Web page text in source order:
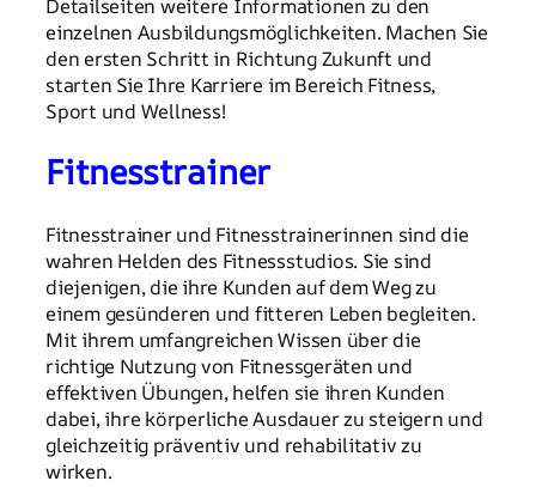
Detailseiten weitere Informationen zu den
einzelnen Ausbildungsmöglichkeiten. Machen Sie
den ersten Schritt in Richtung Zukunft und
starten Sie Ihre Karriere im Bereich Fitness,
Sport und Wellness!
Fitnesstrainer
Fitnesstrainer und Fitnesstrainerinnen sind die
wahren Helden des Fitnessstudios. Sie sind
diejenigen, die ihre Kunden auf dem Weg zu
einem gesünderen und fitteren Leben begleiten.
Mit ihrem umfangreichen Wissen über die
richtige Nutzung von Fitnessgeräten und
effektiven Übungen, helfen sie ihren Kunden
dabei, ihre körperliche Ausdauer zu steigern und
gleichzeitig präventiv und rehabilitativ zu
wirken.